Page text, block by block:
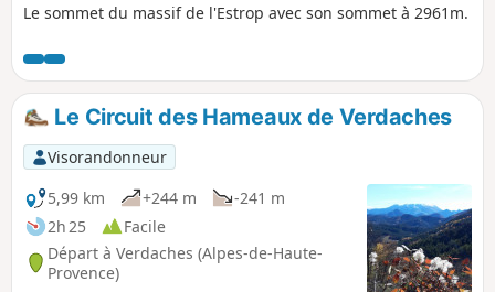
Le sommet du massif de l'Estrop avec son sommet à 2961m.
Le Circuit des Hameaux de Verdaches
Visorandonneur
5,99 km
+244 m
-241 m
2h 25
Facile
Départ à Verdaches (Alpes-de-Haute-
Provence)